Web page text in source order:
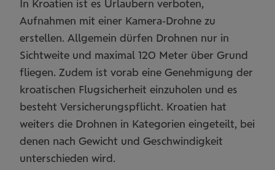
In Kroatien ist es Urlaubern verboten,
Aufnahmen mit einer Kamera-Drohne zu
erstellen. Allgemein dürfen Drohnen nur in
Sichtweite und maximal 120 Meter über Grund
fliegen. Zudem ist vorab eine Genehmigung der
kroatischen Flugsicherheit einzuholen und es
besteht Versicherungspflicht. Kroatien hat
weiters die Drohnen in Kategorien eingeteilt, bei
denen nach Gewicht und Geschwindigkeit
unterschieden wird.